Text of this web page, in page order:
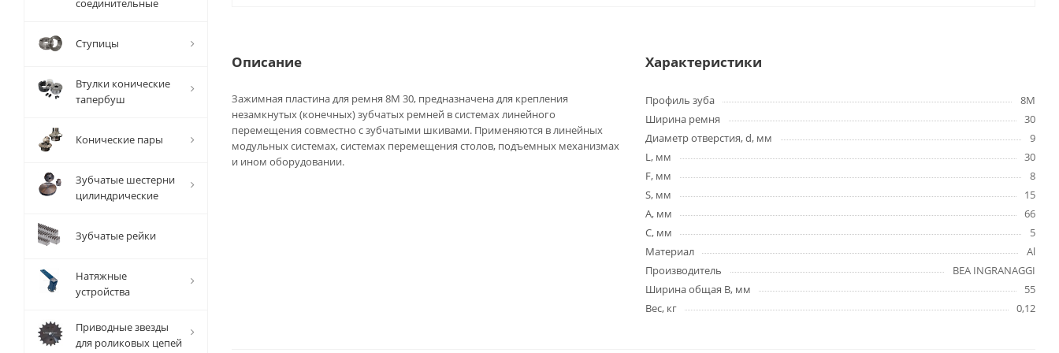
Описание
Зажимная пластина для ремня 8M 30, предназначена для крепления
незамкнутых (конечных) зубчатых ремней в системах линейного
перемещения совместно с зубчатыми шкивами. Применяются в линейных
модульных системах, системах перемещения столов, подъемных механизмах
и ином оборудовании.
Характеристики
Профиль зуба
8M
Ширина ремня
30
Диаметр отверстия, d, мм
9
L, мм
30
F, мм
8
S, мм
15
A, мм
66
C, мм
5
Материал
Al
Производитель
BEA INGRANAGGI
Ширина общая B, мм
55
Вес, кг
0,12
соединительные
Ступицы
Втулки конические
тапербуш
Конические пары
Зубчатые шестерни
цилиндрические
Зубчатые рейки
Натяжные
устройства
Приводные звезды
для роликовых цепей